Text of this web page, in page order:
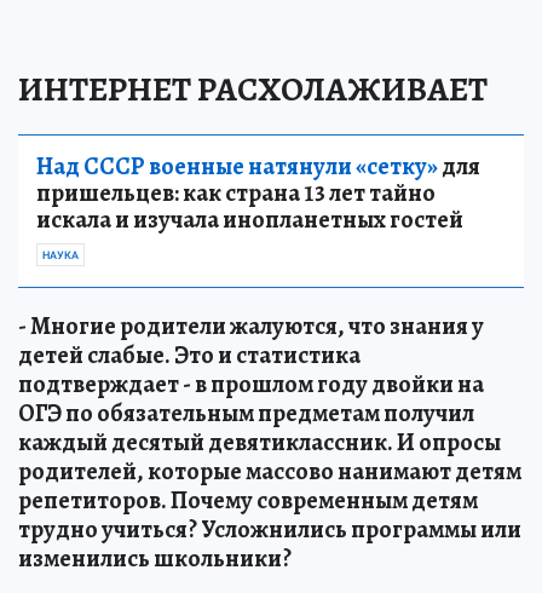
ИНТЕРНЕТ РАСХОЛАЖИВАЕТ
Над СССР военные натянули «сетку»для
пришельцев: как страна 13 лет тайно
искала и изучала инопланетных гостей
НАУКА
- Многие родители жалуются, что знания у
детей слабые. Это и статистика
подтверждает - в прошлом году двойки на
ОГЭ по обязательным предметам получил
каждый десятый девятиклассник. И опросы
родителей, которые массово нанимают детям
репетиторов. Почему современным детям
трудно учиться? Усложнились программы или
изменились школьники?